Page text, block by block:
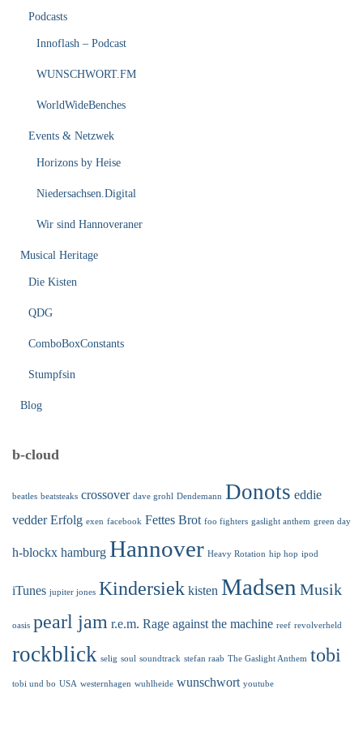
Podcasts
Innoflash – Podcast
WUNSCHWORT.FM
WorldWideBenches
Events & Netzwek
Horizons by Heise
Niedersachsen.Digital
Wir sind Hannoveraner
Musical Heritage
Die Kisten
QDG
ComboBoxConstants
Stumpfsin
Blog
b-cloud
beatles beatsteaks crossover dave grohl Dendemann Donots eddie
vedder Erfolg exen facebook Fettes Brot foo fighters gaslight anthem green day
h-blockx hamburg Hannover Heavy Rotation hip hop ipod
iTunes jupiter jones Kindersiek kisten Madsen Musik
oasis pearl jam r.e.m. Rage against the machine reef revolverheld
rockblick selig soul soundtrack stefan raab The Gaslight Anthem tobi
tobi und bo USA westernhagen wuhlheide wunschwort youtube